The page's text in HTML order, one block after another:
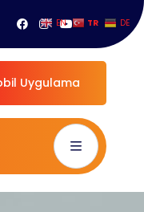
EN TR DE
Uygulama